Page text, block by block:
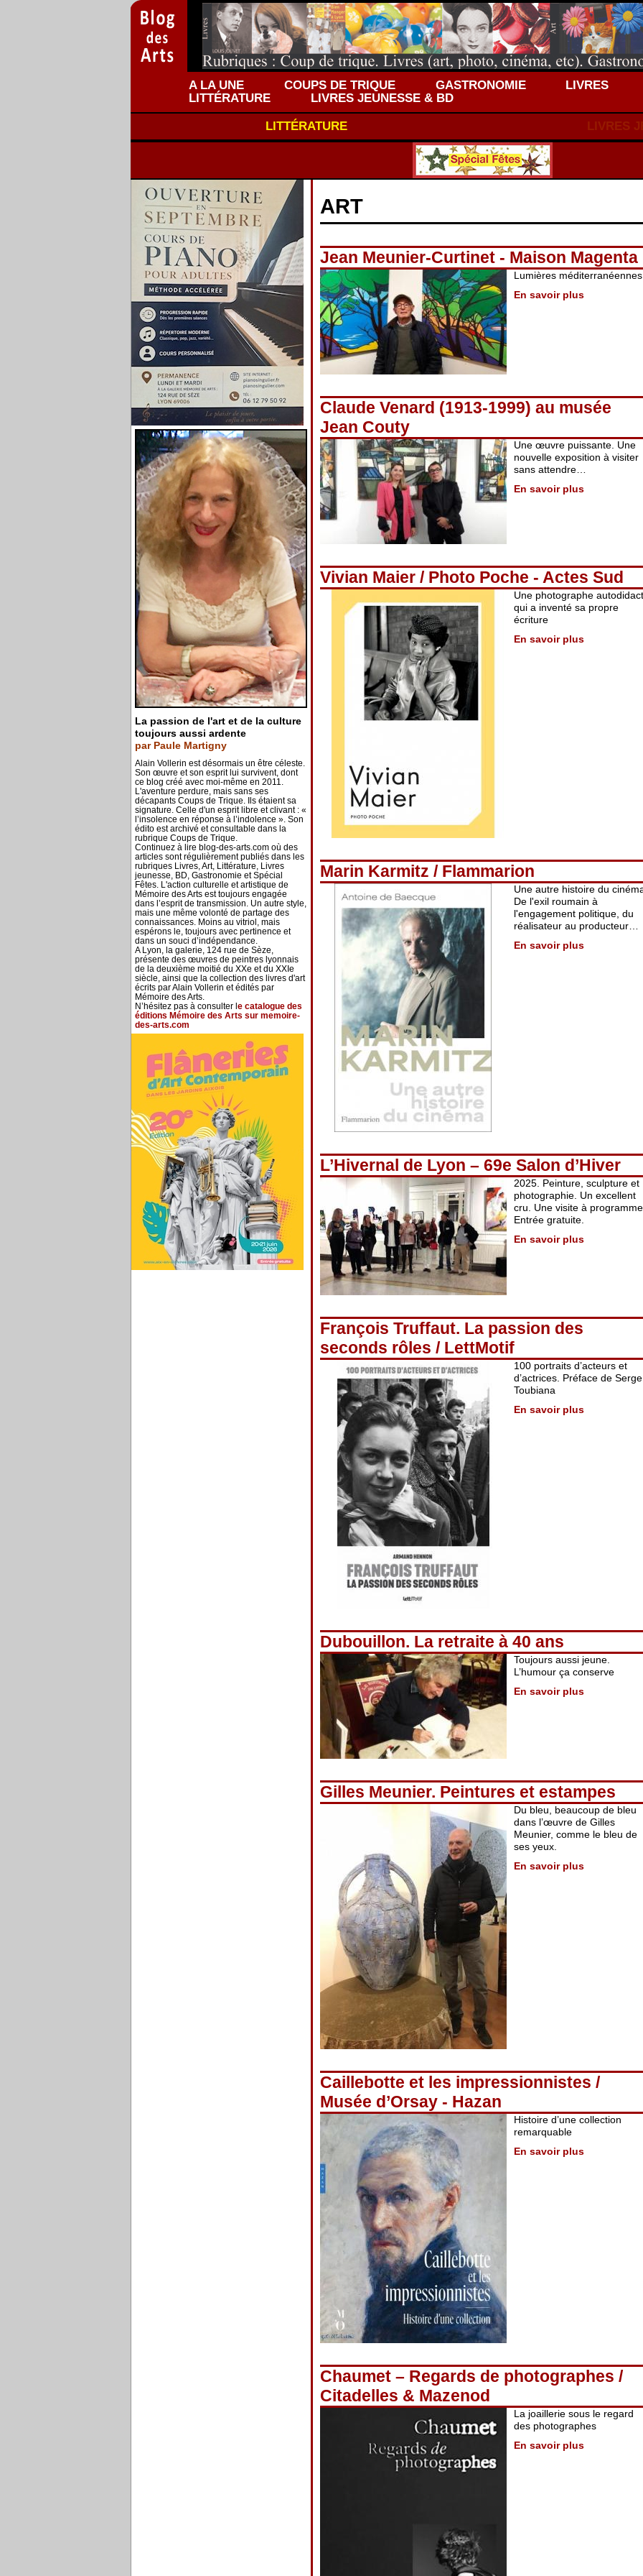
A LA UNE COUPS DE TRIQUE GASTRONOMIE
LIVRES
LITTÉRATURE
LIVRES JEUNESSE & BD
LITTÉRATURE
LIVRES
La passion de l'art et de la culture
toujours aussi ardente
par Paule Martigny
Alain Vollerin est désormais un être céleste.
Son œuvre et son esprit lui survivent, dont
ce blog créé avec moi-même en 2011.
L'aventure perdure, mais sans ses
décapants Coups de Trique. Ils étaient sa
signature. Celle d'un esprit libre et clivant : «
l’insolence en réponse à l’indolence ». Son
édito est archivé et consultable dans la
rubrique Coups de Trique.
Continuez à lire blog-des-arts.com où des
articles sont régulièrement publiés dans les
rubriques Livres, Art, Littérature, Livres
jeunesse, BD, Gastronomie et Spécial
Fêtes. L'action culturelle et artistique de
Mémoire des Arts est toujours engagée
dans l’esprit de transmission. Un autre style,
mais une même volonté de partage des
connaissances. Moins au vitriol, mais
espérons le, toujours avec pertinence et
dans un souci d’indépendance.
A Lyon, la galerie, 124 rue de Sèze,
présente des œuvres de peintres lyonnais
de la deuxième moitié du XXe et du XXIe
siècle, ainsi que la collection des livres d'art
écrits par Alain Vollerin et édités par
Mémoire des Arts.
N’hésitez pas à consulter l e catalogue des
éditions Mémoire des Arts sur memoire-
des-arts.com
ART
Jean Meunier-Curtinet - Maison Magenta
Lumières méditerranéennes
En savoir plus
Claude Venard (1913-1999) au musée
Jean Couty
Une œuvre puissante. Une
nouvelle exposition à visiter
sans attendre…
En savoir plus
Vivian Maier / Photo Poche - Actes Sud
Une photographe
qui a inventé sa propre
écriture
En savoir plus
Marin Karmitz / Flammarion
Une autre histoire du
De l'exil roumain à
l'engagement politique, du
réalisateur au producteur…
En savoir plus
L’Hivernal de Lyon – 69e Salon d’Hiver
2025. Peinture, sculpture et
photographie. Un excellent
cru. Une visite à
Entrée gratuite.
En savoir plus
François Truffaut. La passion des
seconds rôles / LettMotif
100 portraits d’acteurs et
d’actrices. Préface de Serge
Toubiana
En savoir plus
Dubouillon. La retraite à 40 ans
Toujours aussi jeune.
L’humour ça conserve
En savoir plus
Gilles Meunier. Peintures et estampes
Du bleu, beaucoup de bleu
dans l’œuvre de Gilles
Meunier, comme le bleu de
ses yeux.
En savoir plus
Caillebotte et les impressionnistes /
Musée d’Orsay - Hazan
Histoire d’une collection
remarquable
En savoir plus
Chaumet – Regards de photographes /
Citadelles & Mazenod
La joaillerie sous le regard
des photographes
En savoir plus